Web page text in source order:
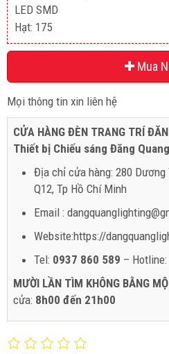
LED SMD
Hạt: 175
Mua
Mọi thông tin xin liên hệ
CỬA HÀNG ĐÈN TRANG TRÍ
Thiết bị Chiếu sáng Đăng Quang
Địa chỉ cửa hàng: 280
Q12, Tp Hồ Chí Minh
Email :
Website:https://
Tel: 0937 860 589 –
MƯỜI LẦN TÌM KHÔNG BẰNG
cửa: 8h00 đến 21h00